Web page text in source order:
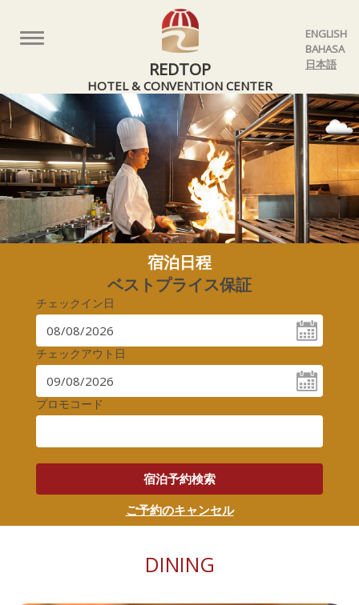
ENGLISH
BAHASA
日本語
REDTOP
HOTEL & CONVENTION CENTER
Toggle
宿泊日程
ベストプライス保証
チェックイン日
チェックアウト日
プロモコード
宿泊予約検索
ご予約のキャンセル
DINING